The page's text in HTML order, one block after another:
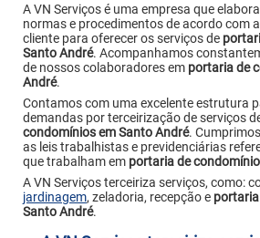
A VN Serviços é uma empresa que
normas e procedimentos de acordo com
cliente para oferecer os serviços de
Santo André. Acompanhamos
de nossos colaboradores em portaria de
André.
Contamos com uma excelente estrutura
demandas por terceirização de serviços
condomínios em Santo André.
as leis trabalhistas e previdenciárias
que trabalham em portaria de
A VN Serviços terceiriza serviços, como:
jardinagem, zeladoria, recepção e
Santo André.